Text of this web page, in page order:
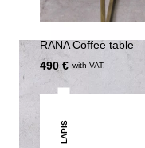
RANA Coffee table
490 € with VAT.
LAPIS